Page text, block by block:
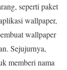
seperti paket
wallpaper,
wallpaper
Sejujurnya,
memberi nama